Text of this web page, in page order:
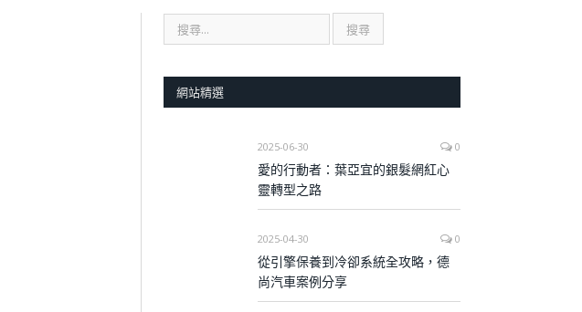
網站精選
2025-06-30 0
愛的行動者：葉亞宜的銀髮網紅心
靈轉型之路
2025-04-30 0
從引擎保養到冷卻系統全攻略，德
尚汽車案例分享